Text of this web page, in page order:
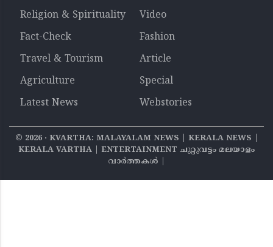
Religion & Spirituality
Video
Fact-Check
Fashion
Travel & Tourism
Article
Agriculture
Special
Latest News
Webstories
© 2026‧ KVARTHA: MALAYALAM NEWS | KERALA NEWS |
KERALA VARTHA | ENTERTAINMENT ചുറ്റുവട്ടം മലയാളം
വാര്‍ത്തകൾ |